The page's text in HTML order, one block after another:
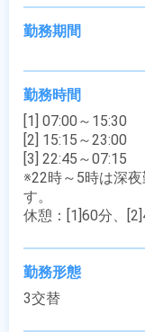
勤務期間
勤務時間
[1] 07:00～15:30
[2] 15:15～23:00
[3] 22:45～07:15
※22時～5時は深
す。
休憩：[1]60分、
勤務形態
3交替